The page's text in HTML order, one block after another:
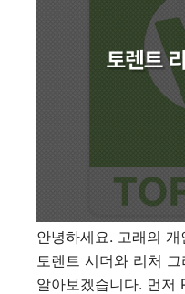
안녕하세요. 고래의
토렌트 시더와 리처
알아보겠습니다. 먼